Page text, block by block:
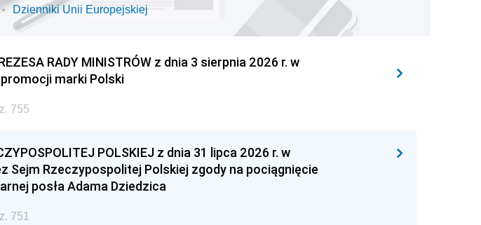
Dzienniki Unii Europejskiej
RADY MINISTRÓW z dnia 3 sierpnia 2026 r. w
marki Polski
755
POLSKIEJ z dnia 31 lipca 2026 r. w
Sejm Rzeczypospolitej Polskiej zgody na pociągnięcie
posła Adama Dziedzica
751